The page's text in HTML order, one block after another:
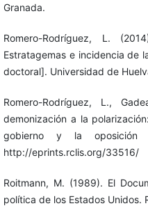
Granada.
Romero-Rodríguez, L.
Estratagemas e incidencia de
doctoral]. Universidad de
Romero-Rodríguez, L.,
demonización a la
gobierno y la oposición
http://eprints.rclis.org/33516/
Roitmann, M. (1989). El
política de los Estados Unidos.